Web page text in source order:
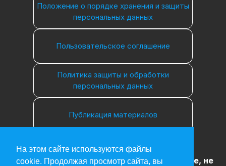
На этом сайте используются файлы
cookie. Продолжая просмотр сайта, вы
Положение о порядке хранения и защиты
персональных данных
Пользовательское соглашение
Политика защиты и обработки
персональных данных
Публикация материалов
18+ Информация, представленная на сайте, не